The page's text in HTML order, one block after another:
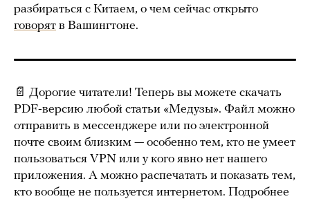
разбираться с Китаем, о чем сейчас открыто
говорят в Вашингтоне.
📄 Дорогие читатели! Теперь вы можете скачать
PDF-версию любой статьи «Медузы». Файл можно
отправить в мессенджере или по электронной
почте своим близким — особенно тем, кто не умеет
пользоваться VPN или у кого явно нет нашего
приложения. А можно распечатать и показать тем,
кто вообще не пользуется интернетом. Подробнее